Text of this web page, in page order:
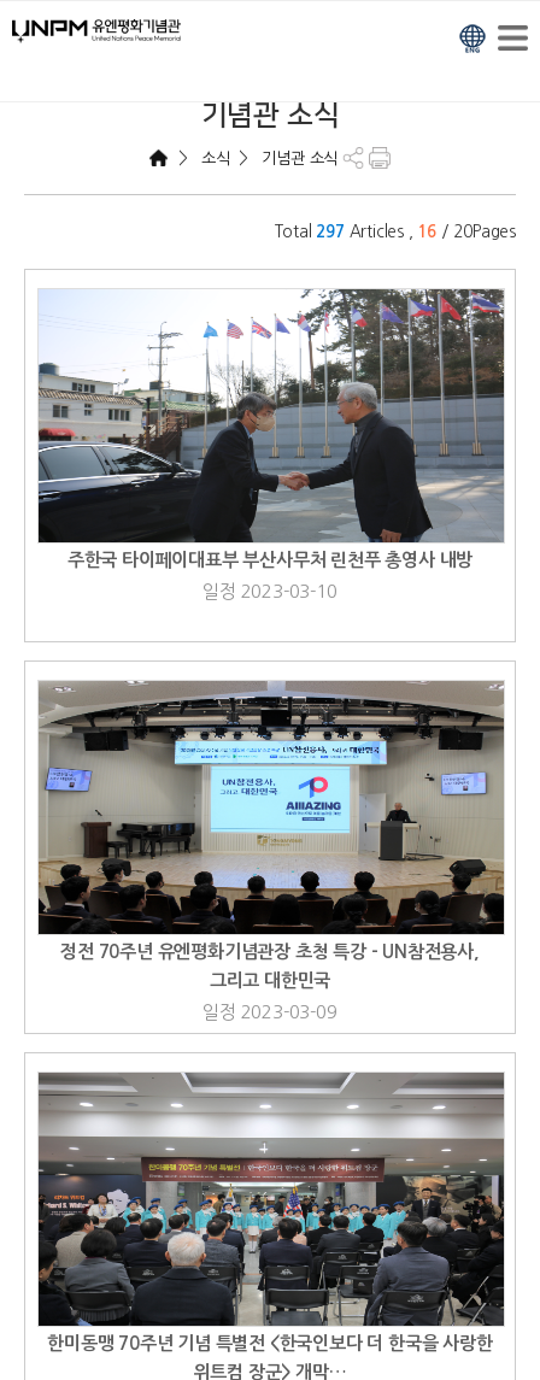
기념관 소식
> 소식 > 기념관 소식
Total 297 Articles , 16 / 20Pages
주한국 타이페이대표부 부산사무처 린천푸 총영사 내방
일정 2023-03-10
정전 70주년 유엔평화기념관장 초청 특강 - UN참전용사,
그리고 대한민국
일정 2023-03-09
한미동맹 70주년 기념 특별전 <한국인보다 더 한국을 사랑한
위트컴 장군> 개막…